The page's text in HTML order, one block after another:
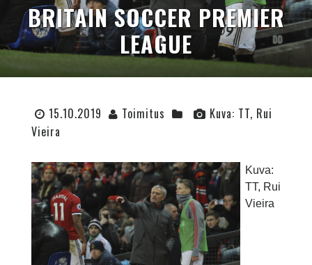
BRITAIN SOCCER PREMIER
LEAGUE
15.10.2019 Toimitus
Kuva: TT, Rui
Vieira
Kuva:
TT, Rui
Vieira